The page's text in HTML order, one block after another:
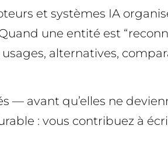
et systèmes IA
une entité est
alternatives,
— avant qu’elles ne
: vous contribuez à